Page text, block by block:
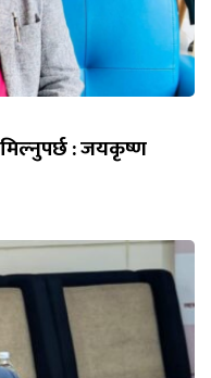
मिल्नुपर्छ : जयकृष्ण